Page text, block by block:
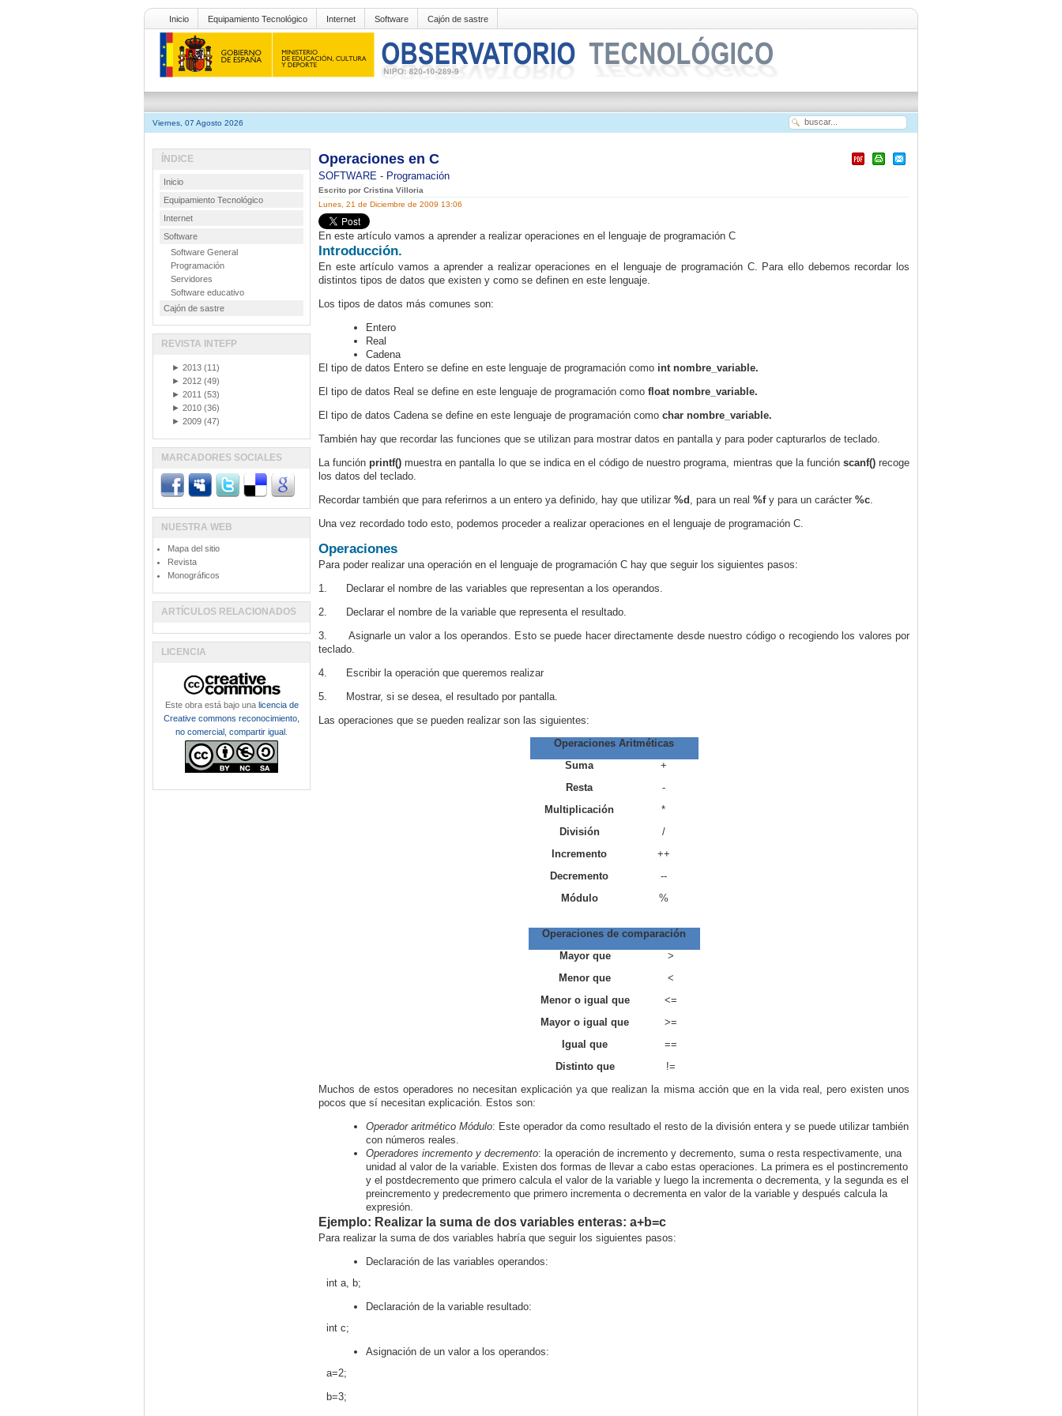
Inicio Equipamiento Tecnológico Internet Software Cajón de sastre
Viernes, 07 Agosto 2026
Operaciones en C
SOFTWARE - Programación
Escrito por Cristina Villoria
Lunes, 21 de Diciembre de 2009 13:06
En este artículo vamos a aprender a realizar operaciones en el lenguaje de programación C
Introducción.
En este artículo vamos a aprender a realizar operaciones en el lenguaje de programación C. Para ello debemos recordar los
distintos tipos de datos que existen y como se definen en este lenguaje.
Los tipos de datos más comunes son:
Entero
Real
Cadena
El tipo de datos Entero se define en este lenguaje de programación como int nombre_variable.
El tipo de datos Real se define en este lenguaje de programación como float nombre_variable.
El tipo de datos Cadena se define en este lenguaje de programación como char nombre_variable.
También hay que recordar las funciones que se utilizan para mostrar datos en pantalla y para poder capturarlos de teclado.
La funciónprintf() muestra en pantalla lo que se indica en el código de nuestro programa, mientras que la función scanf()recoge
los datos del teclado.
Recordar también que para referirnos a un entero ya definido, hay que utilizar %d , para un real %fy para un carácter %c.
Una vez recordado todo esto, podemos proceder a realizar operaciones en el lenguaje de programación C.
Operaciones
Para poder realizar una operación en el lenguaje de programación C hay que seguir los siguientes pasos:
1. Declarar el nombre de las variables que representan a los operandos.
2. Declarar el nombre de la variable que representa el resultado.
3. Asignarle un valor a los operandos. Esto se puede hacer directamente desde nuestro código o recogiendo los valores por
teclado.
4. Escribir la operación que queremos realizar
5. Mostrar, si se desea, el resultado por pantalla.
Las operaciones que se pueden realizar son las siguientes:
Operaciones Aritméticas
Suma
+
Resta
-
Multiplicación
*
División
/
Incremento
++
Decremento
--
Módulo
%
Operaciones de comparación
Mayor que
>
Menor que
<
Menor o igual que
<=
Mayor o igual que
>=
Igual que
==
Distinto que
!=
Muchos de estos operadores no necesitan explicación ya que realizan la misma acción que en la vida real, pero existen unos
pocos que sí necesitan explicación. Estos son:
Operador aritmético Módulo: Este operador da como resultado el resto de la división entera y se puede utilizar también
con números reales.
Operadores incremento y decremento: la operación de incremento y decremento, suma o resta respectivamente, una
unidad al valor de la variable. Existen dos formas de llevar a cabo estas operaciones. La primera es el postincremento
y el postdecremento que primero calcula el valor de la variable y luego la incrementa o decrementa, y la segunda es el
preincremento y predecremento que primero incrementa o decrementa en valor de la variable y después calcula la
expresión.
Ejemplo: Realizar la suma de dos variables enteras: a+b=c
Para realizar la suma de dos variables habría que seguir los siguientes pasos:
Declaración de las variables operandos:
int a, b;
Declaración de la variable resultado:
int c;
Asignación de un valor a los operandos:
a=2;
b=3;
ÍNDICE
Inicio
Equipamiento Tecnológico
Internet
Software
Software General
Programación
Servidores
Software educativo
Cajón de sastre
REVISTA INTEFP
► 2013 (11)
► 2012 (49)
► 2011 (53)
► 2010 (36)
► 2009 (47)
MARCADORES SOCIALES
NUESTRA WEB
Mapa del sitio
Revista
Monográficos
ARTÍCULOS RELACIONADOS
LICENCIA
Este obra está bajo una licencia de
Creative commons reconocimiento,
no comercial, compartir igual